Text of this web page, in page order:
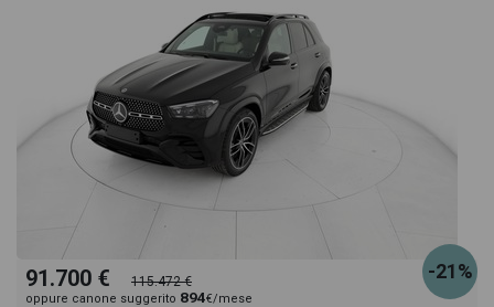
rata consigliata per l'acquisto del veicolo.
-21%
91.700 € 115.472 €
oppure canone suggerito 894€/mese